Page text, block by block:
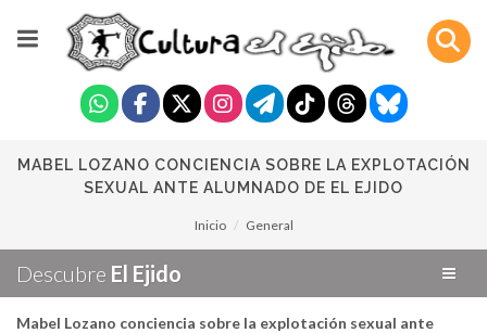
MABEL LOZANO CONCIENCIA SOBRE LA EXPLOTACIÓN
SEXUAL ANTE ALUMNADO DE EL EJIDO
Inicio General
Descubre El Ejido
Mabel Lozano conciencia sobre la explotación sexual ante